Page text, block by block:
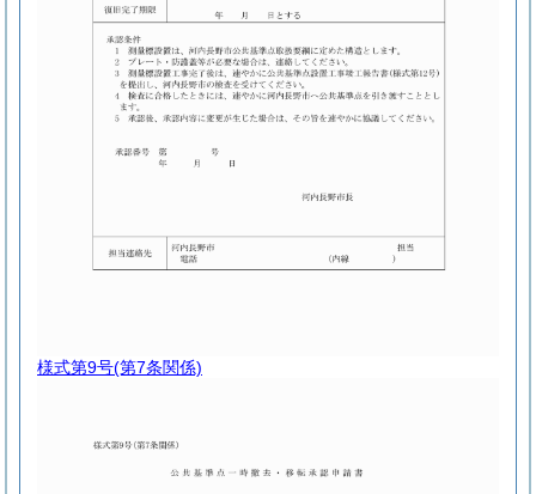
様式第9号(第7条関係)